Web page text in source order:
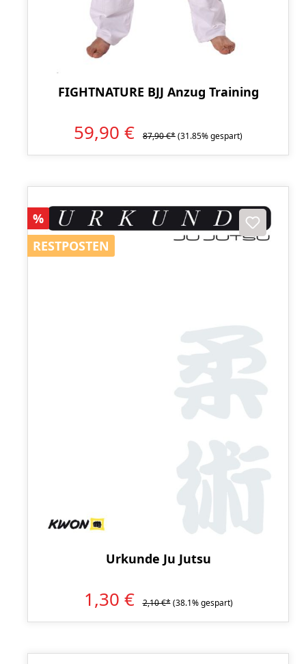
FIGHTNATURE BJJ Anzug Training
59,90 € 87,90 €*(31.85% gespart)
Rabatt
%
RESTPOSTEN
RESTPOSTEN
Urkunde Ju Jutsu
1,30 € 2,10 €* (38.1% gespart)